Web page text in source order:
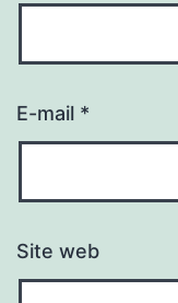
E-mail *
Site web